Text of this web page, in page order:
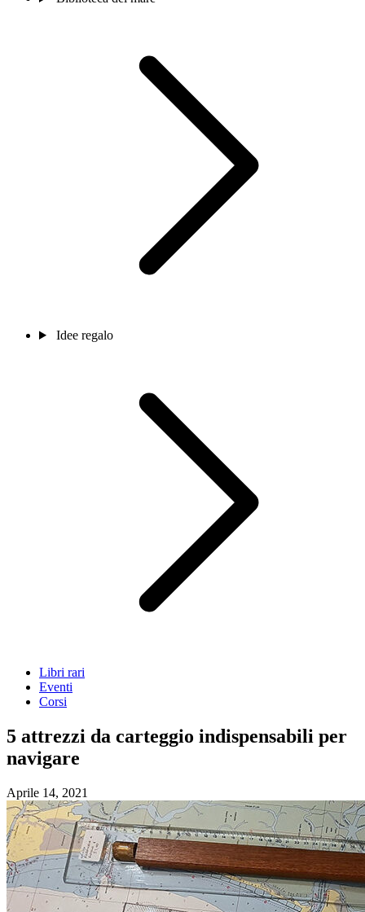
Idee regalo
Libri rari
Eventi
Corsi
5 attrezzi da carteggio indispensabili per
navigare
Aprile 14, 2021